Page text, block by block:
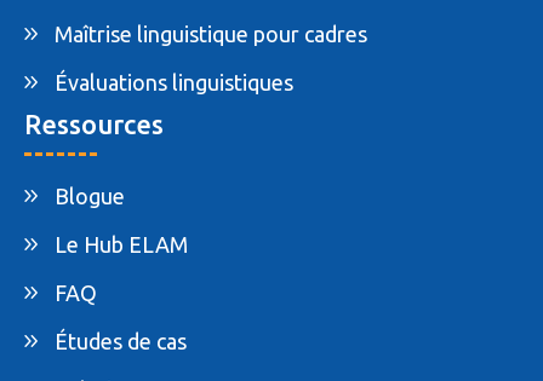
Maîtrise linguistique pour cadres
Évaluations linguistiques
Ressources
Blogue
Le Hub ELAM
FAQ
Études de cas